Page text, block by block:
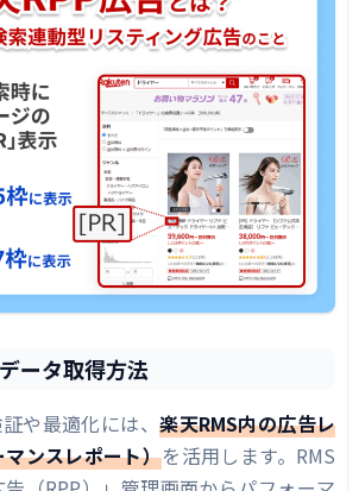
ータ取得方法
や最適化には、楽天RMS内の広告レ
ンスレポート）を活用します。RMS